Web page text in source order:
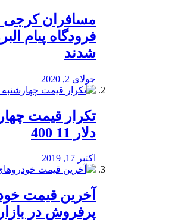
مسافران کرجی
فرودگاه پیام
شدند
جولای 2, 2020
تکرار قیمت
دلار 11 400
اکتبر 17, 2019
آخرین قیمت
پرفروش در بازار